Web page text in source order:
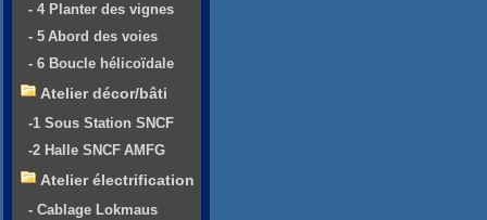
- 4 Planter des vignes
- 5 Abord des voies
- 6 Boucle hélicoïdale
Atelier décor/bâti
-1 Sous Station SNCF
-2 Halle SNCF AMFG
Atelier électrification
- Cablage Lokmaus